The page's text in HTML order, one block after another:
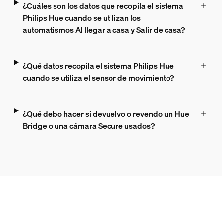
¿Cuáles son los datos que recopila el sistema
Philips Hue cuando se utilizan los
automatismos Al llegar a casa y Salir de casa?
¿Qué datos recopila el sistema Philips Hue
cuando se utiliza el sensor de movimiento?
¿Qué debo hacer si devuelvo o revendo un Hue
Bridge o una cámara Secure usados?